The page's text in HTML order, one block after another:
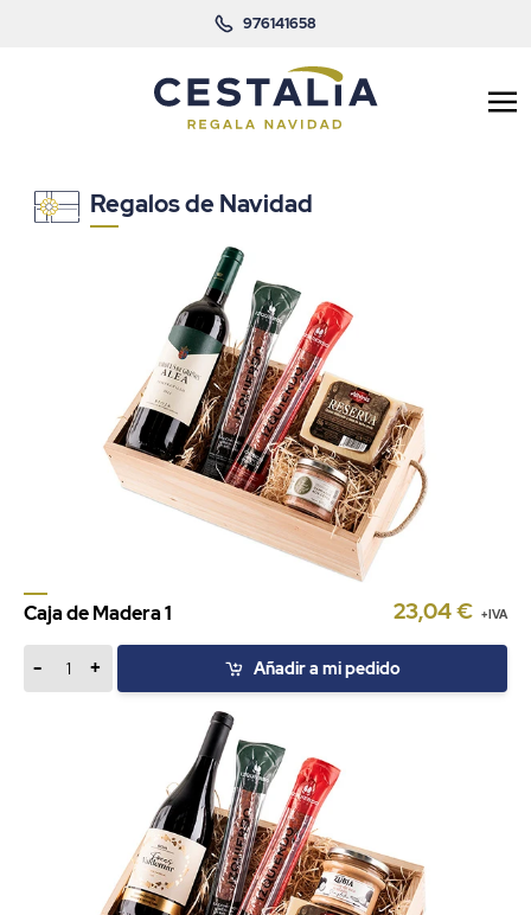
976141658
Regalos de Navidad
Caja de Madera 1 23,04 € +IVA
- + Añadir a mi pedido